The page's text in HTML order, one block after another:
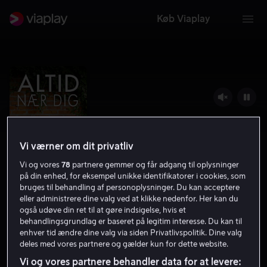
Køb Viaplay
Altid nær dig
7.4 Drama 2020 1 t. 31 min
7 år
HD
Vi værner om dit privatliv
Vi og vores78 partnere gemmer og får adgang til oplysninger
på din enhed, for eksempel unikke identifikatorer i cookies, som
bruges til behandling af personoplysninger. Du kan acceptere
eller administrere dine valg ved at klikke nedenfor. Her kan du
også udøve din ret til at gøre indsigelse, hvis et
behandlingsgrundlag er baseret på legitim interesse. Du kan til
enhver tid ændre dine valg via siden Privatlivspolitik. Dine valg
deles med vores partnere og gælder kun for dette website.
Vi og vores partnere behandler data for at levere: